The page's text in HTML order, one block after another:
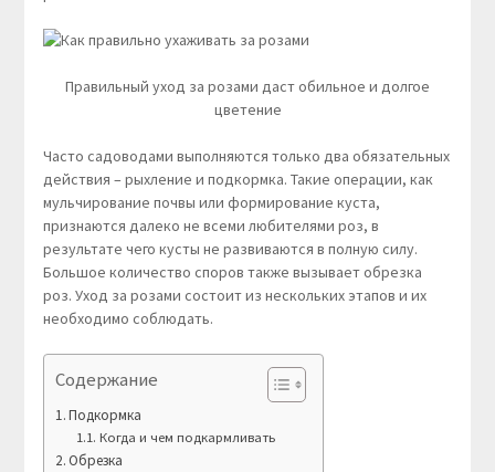
Правильный уход за розами даст обильное и долгое
цветение
Часто садоводами выполняются только два обязательных
действия – рыхление и подкормка. Такие операции, как
мульчирование почвы или формирование куста,
признаются далеко не всеми любителями роз, в
результате чего кусты не развиваются в полную силу.
Большое количество споров также вызывает обрезка
роз. Уход за розами состоит из нескольких этапов и их
необходимо соблюдать.
Содержание
Подкормка
Когда и чем подкармливать
Обрезка